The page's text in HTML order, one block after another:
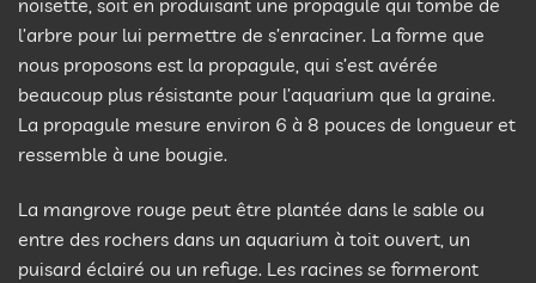
l’arbre pour lui permettre de s’enraciner. La forme que
nous proposons est la propagule, qui s’est avérée
beaucoup plus résistante pour l’aquarium que la graine.
La propagule mesure environ 6 à 8 pouces de longueur et
ressemble à une bougie.
La mangrove rouge peut être plantée dans le sable ou
entre des rochers dans un aquarium à toit ouvert, un
puisard éclairé ou un refuge. Les racines se formeront